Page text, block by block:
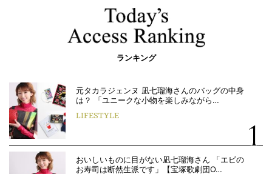
ランキング
元タカラジェンヌ 凪七瑠海さんのバッグの中身
は？ 「ユニークな小物を楽しみながら…
LIFESTYLE
おいしいものに目がない凪七瑠海さん 「エビの
お寿司は断然生派です」【宝塚歌劇団O…